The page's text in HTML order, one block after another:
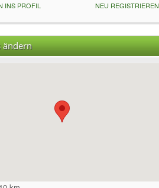
INS PROFIL NEU REGISTRIEREN
ändern